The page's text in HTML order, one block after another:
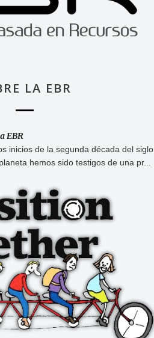
LA EBR
EBR
inicios de la segunda década del siglo
hemos sido testigos de una pr...